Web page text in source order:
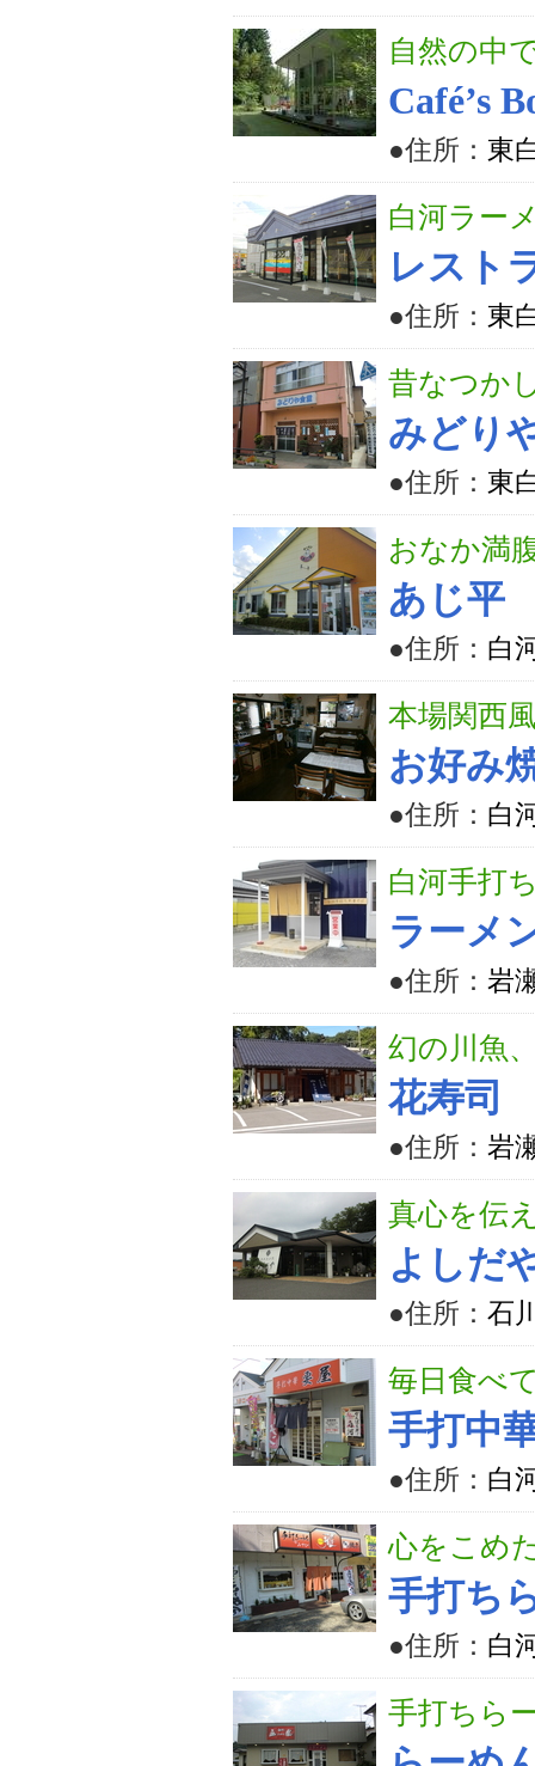
自然の中
Café’s
●住所： 東
白河ラー
レスト
●住所： 東
昔なつか
みどり
●住所： 東
おなか満
あじ平
●住所： 白
本場関西
お好み
●住所： 白
白河手打
ラーメ
●住所： 岩
幻の川魚
花寿司
●住所： 岩
真心を伝
よしだ
●住所： 石
毎日食べ
手打中
●住所： 白
心をこめ
手打ち
●住所： 白
手打ちら